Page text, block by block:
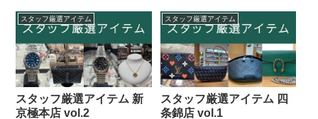
スタッフ厳選アイテム
スタッフ厳選アイテム 新
京極本店 vol.2
スタッフ厳選アイテム
スタッフ厳選アイテム 四
条錦店 vol.1